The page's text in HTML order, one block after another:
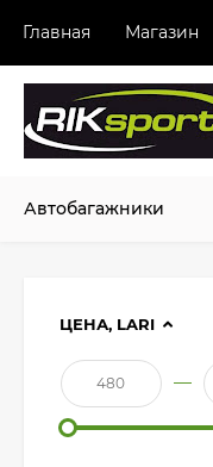
Главная Магазин
Автобагажники
ЦЕНА, LARI
—